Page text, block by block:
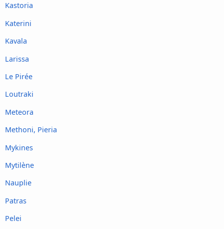
Kastoria
Katerini
Kavala
Larissa
Le Pirée
Loutraki
Meteora
Methoni, Pieria
Mykines
Mytilène
Nauplie
Patras
Pelei